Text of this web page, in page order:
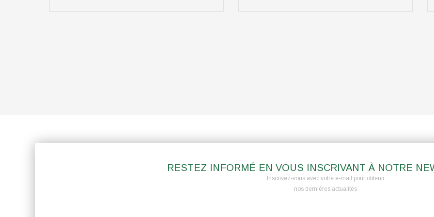
RESTEZ INFORMÉ EN VOUS INSCRIVANT À NOTRE
Inscrivez-vous avec votre e-mail pour obtenir
nos dernières actualités